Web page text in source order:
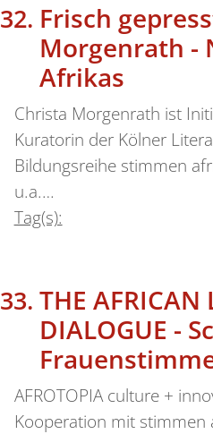
Frisch
Morgenrath -
Afrikas
Christa Morgenrath ist
Kuratorin der Kölner
Bildungsreihe stimmen
u.a.…
Tag(s):
THE AFRICAN
DIALOGUE -
AFROTOPIA culture +
Kooperation mit stimmen